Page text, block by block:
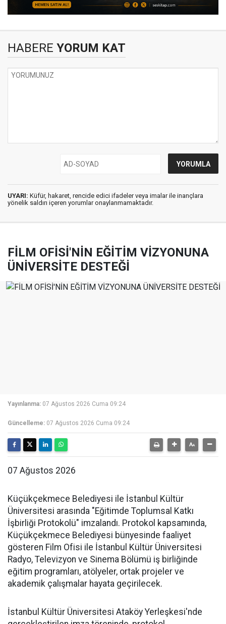
HABERE YORUM KAT
UYARI: Küfür, hakaret, rencide edici ifadeler veya imalar ile inançlara
yönelik saldırı içeren yorumlar onaylanmamaktadır.
FİLM OFİSİ'NİN EĞİTİM VİZYONUNA
ÜNİVERSİTE DESTEĞİ
Yayınlanma: 07 Ağustos 2026 Cuma 09:24
Güncelleme: 07 Ağustos 2026 Cuma 09:24
07 Ağustos 2026
Küçükçekmece Belediyesi ile İstanbul Kültür
Üniversitesi arasında "Eğitimde Toplumsal Katkı
İşbirliği Protokolü" imzalandı. Protokol kapsamında,
Küçükçekmece Belediyesi bünyesinde faaliyet
gösteren Film Ofisi ile İstanbul Kültür Üniversitesi
Radyo, Televizyon ve Sinema Bölümü iş birliğinde
eğitim programları, atölyeler, ortak projeler ve
akademik çalışmalar hayata geçirilecek.
İstanbul Kültür Üniversitesi Ataköy Yerleşkesi'nde